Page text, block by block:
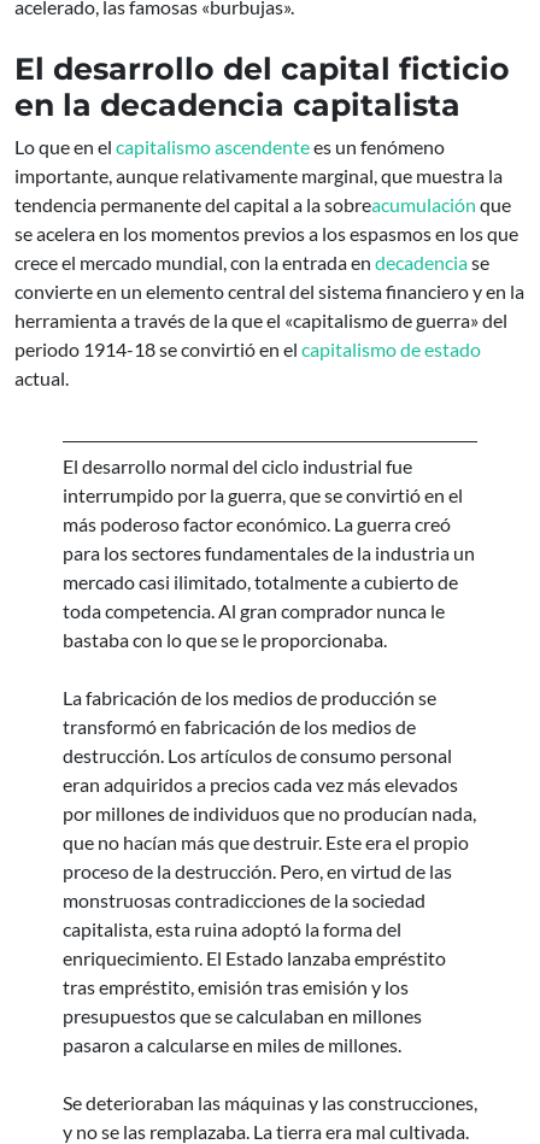
acelerado, las famosas «burbujas».
El desarrollo del capital ficticio
en la decadencia capitalista
Lo que en el capitalismo ascendentees un fenómeno
importante, aunque relativamente marginal, que muestra la
tendencia permanente del capital a la sobreacumulación que
se acelera en los momentos previos a los espasmos en los que
crece el mercado mundial, con la entrada en decadenciase
convierte en un elemento central del sistema financiero y en la
herramienta a través de la que el «capitalismo de guerra» del
periodo 1914-18 se convirtió en el capitalismo de estado
actual.
El desarrollo normal del ciclo industrial fue
interrumpido por la guerra, que se convirtió en el
más poderoso factor económico. La guerra creó
para los sectores fundamentales de la industria un
mercado casi ilimitado, totalmente a cubierto de
toda competencia. Al gran comprador nunca le
bastaba con lo que se le proporcionaba.
La fabricación de los medios de producción se
transformó en fabricación de los medios de
destrucción. Los artículos de consumo personal
eran adquiridos a precios cada vez más elevados
por millones de individuos que no producían nada,
que no hacían más que destruir. Este era el propio
proceso de la destrucción. Pero, en virtud de las
monstruosas contradicciones de la sociedad
capitalista, esta ruina adoptó la forma del
enriquecimiento. El Estado lanzaba empréstito
tras empréstito, emisión tras emisión y los
presupuestos que se calculaban en millones
pasaron a calcularse en miles de millones.
Se deterioraban las máquinas y las construcciones,
y no se las remplazaba. La tierra era mal cultivada.